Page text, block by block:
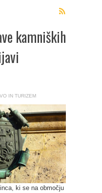
kamniških
IN TURIZEM
ki se na območju